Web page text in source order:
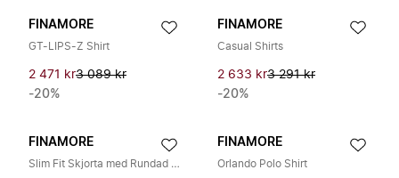
FINAMORE
GT-LIPS-Z Shirt
2 471 kr3 089 kr
-20%
FINAMORE
Casual Shirts
2 633 kr3 291 kr
-20%
FINAMORE
Slim Fit Skjorta med Rundad Fåll
FINAMORE
Orlando Polo Shirt